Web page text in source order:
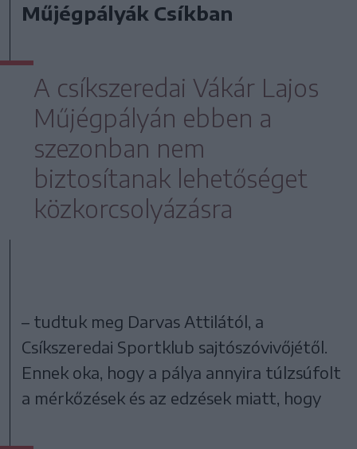
Műjégpályák Csíkban
A csíkszeredai Vákár Lajos
Műjégpályán ebben a
szezonban nem
biztosítanak lehetőséget
közkorcsolyázásra
– tudtuk meg Darvas Attilától, a
Csíkszeredai Sportklub sajtószóvivőjétől.
Ennek oka, hogy a pálya annyira túlzsúfolt
a mérkőzések és az edzések miatt, hogy